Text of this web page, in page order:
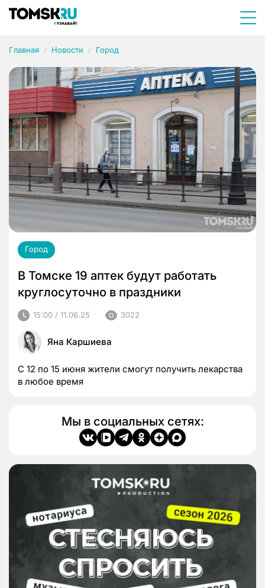
Главная Новости Город
Город
В Томске 19 аптек будут работать
круглосуточно в праздники
15:00 / 11.06.25 3022
Яна Каршиева
С 12 по 15 июня жители смогут получить лекарства
в любое время
Мы в социальных сетях: